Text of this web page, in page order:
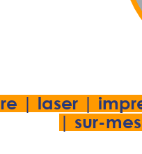
| laser |
| sur-